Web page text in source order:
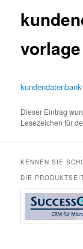
vorlage
Dieser Eintrag
Lesezeichen für
KENNEN SIE
DIE